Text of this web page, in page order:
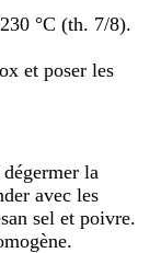
°C (th. 7/8).
et poser les
la
avec les
sel et poivre.